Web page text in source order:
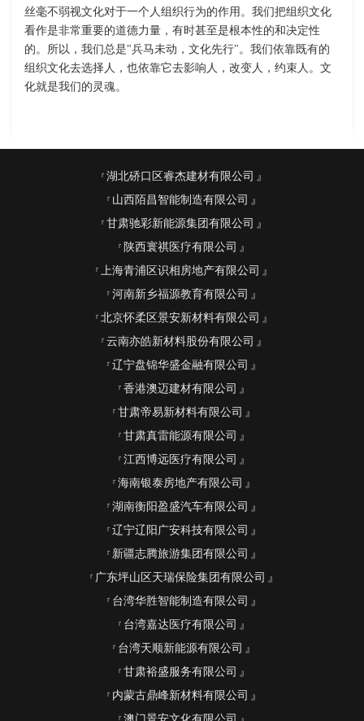
丝毫不弱视文化对于一个人组织行为的作用。我们把组织文化
看作是非常重要的道德力量，有时甚至是根本性的和决定性
的。所以，我们总是"兵马未动，文化先行"。我们依靠既有的
组织文化去选择人，也依靠它去影响人，改变人，约束人。文
化就是我们的灵魂。
湖北硚口区睿杰建材有限公司
山西陌昌智能制造有限公司
甘肃驰彩新能源集团有限公司
陕西寰祺医疗有限公司
上海青浦区识相房地产有限公司
河南新乡福源教育有限公司
北京怀柔区景安新材料有限公司
云南亦皓新材料股份有限公司
辽宁盘锦华盛金融有限公司
香港澳迈建材有限公司
甘肃帝易新材料有限公司
甘肃真雷能源有限公司
江西博远医疗有限公司
海南银泰房地产有限公司
湖南衡阳盈盛汽车有限公司
辽宁辽阳广安科技有限公司
新疆志腾旅游集团有限公司
广东坪山区天瑞保险集团有限公司
台湾华胜智能制造有限公司
台湾嘉达医疗有限公司
台湾天顺新能源有限公司
甘肃裕盛服务有限公司
内蒙古鼎峰新材料有限公司